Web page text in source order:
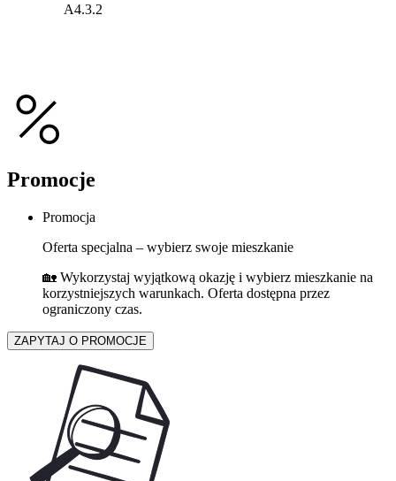
A4.3.2
Promocje
Promocja
Oferta specjalna – wybierz swoje mieszkanie
🏡 Wykorzystaj wyjątkową okazję i wybierz mieszkanie na
korzystniejszych warunkach. Oferta dostępna przez
ograniczony czas.
ZAPYTAJ O PROMOCJE